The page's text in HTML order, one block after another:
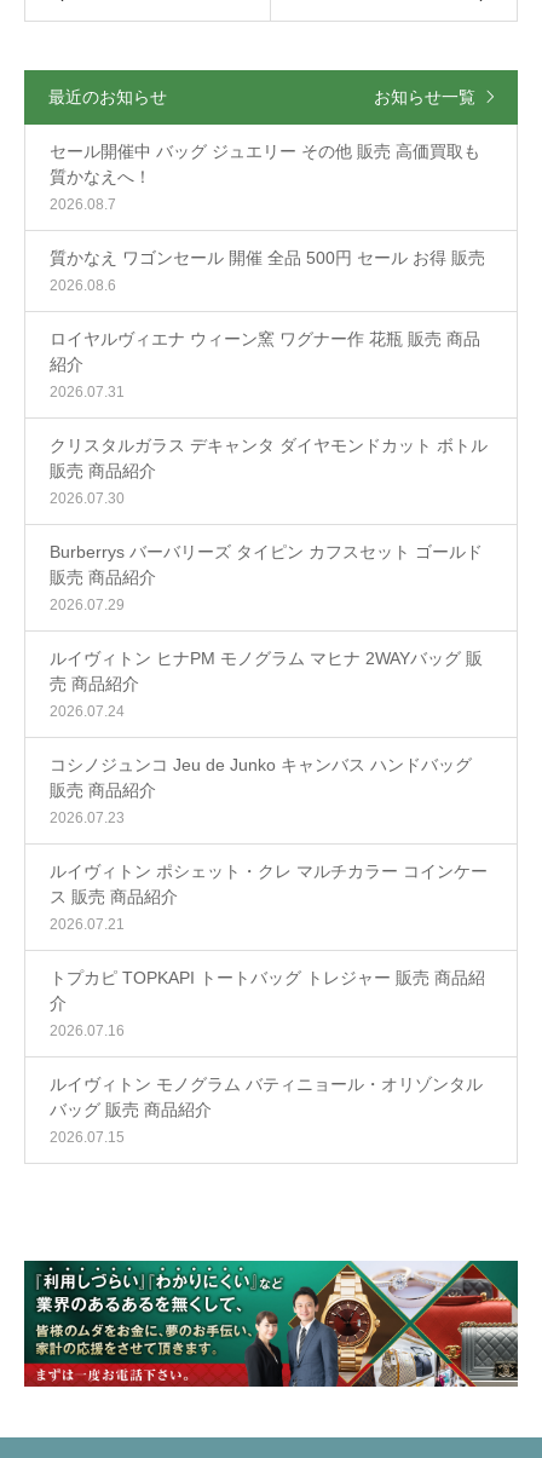
最近のお知らせ お知らせ一覧
セール開催中 バッグ ジュエリー その他 販売 高価買取も
質かなえへ！
2026.08.7
質かなえ ワゴンセール 開催 全品 500円 セール お得 販売
2026.08.6
ロイヤルヴィエナ ウィーン窯 ワグナー作 花瓶 販売 商品
紹介
2026.07.31
クリスタルガラス デキャンタ ダイヤモンドカット ボトル
販売 商品紹介
2026.07.30
Burberrys バーバリーズ タイピン カフスセット ゴールド
販売 商品紹介
2026.07.29
ルイヴィトン ヒナPM モノグラム マヒナ 2WAYバッグ 販
売 商品紹介
2026.07.24
コシノジュンコ Jeu de Junko キャンバス ハンドバッグ
販売 商品紹介
2026.07.23
ルイヴィトン ポシェット・クレ マルチカラー コインケー
ス 販売 商品紹介
2026.07.21
トプカピ TOPKAPI トートバッグ トレジャー 販売 商品紹
介
2026.07.16
ルイヴィトン モノグラム バティニョール・オリゾンタル
バッグ 販売 商品紹介
2026.07.15